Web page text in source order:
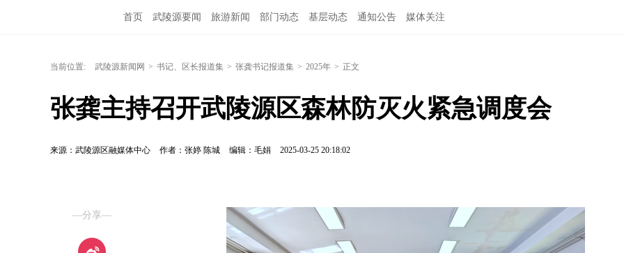
首页 武陵源要闻 旅游新闻 部门动态 基层动态 通知公告 媒体关注
当前位置: 武陵源新闻网 > 书记、区长报道集 > 张龚书记报道集 > 2025年 > 正文
张龚主持召开武陵源区森林防灭火紧急调度会
来源：武陵源区融媒体中心 作者：张婷 陈城 编辑：毛娟 2025-03-25 20:18:02
—分享—